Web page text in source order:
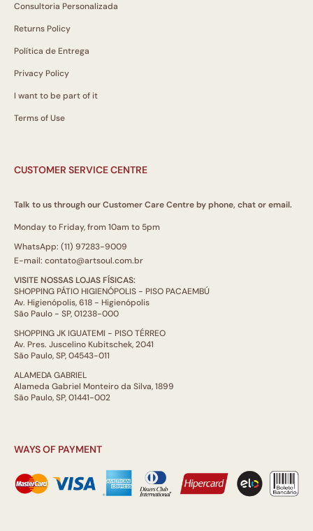
Consultoria Personalizada
Returns Policy
Política de Entrega
Privacy Policy
I want to be part of it
Terms of Use
CUSTOMER SERVICE CENTRE
Talk to us through our Customer Care Centre by phone, chat or email.
Monday to Friday, from 10am to 5pm
WhatsApp: (11) 97283-9009
E-mail: contato@artsoul.com.br
VISITE NOSSAS LOJAS FÍSICAS:
SHOPPING PÁTIO HIGIENÓPOLIS - PISO PACAEMBÚ
Av. Higienópolis, 618 - Higienópolis
São Paulo - SP, 01238-000
SHOPPING JK IGUATEMI - PISO TÉRREO
Av. Pres. Juscelino Kubitschek, 2041
São Paulo, SP, 04543-011
ALAMEDA GABRIEL
Alameda Gabriel Monteiro da Silva, 1899
São Paulo, SP, 01441-002
WAYS OF PAYMENT